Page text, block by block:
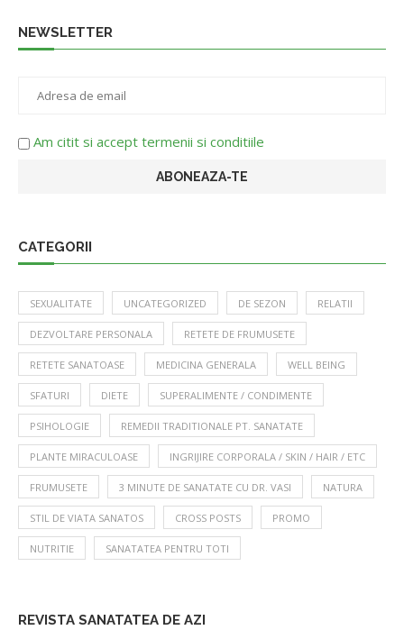
NEWSLETTER
Am citit si accept termenii si conditiile
CATEGORII
SEXUALITATE UNCATEGORIZED DE SEZON RELATII
DEZVOLTARE PERSONALA RETETE DE FRUMUSETE
RETETE SANATOASE MEDICINA GENERALA WELL BEING
SFATURI DIETE SUPERALIMENTE / CONDIMENTE
PSIHOLOGIE REMEDII TRADITIONALE PT. SANATATE
PLANTE MIRACULOASE INGRIJIRE CORPORALA / SKIN / HAIR / ETC
FRUMUSETE 3 MINUTE DE SANATATE CU DR. VASI NATURA
STIL DE VIATA SANATOS CROSS POSTS PROMO
NUTRITIE SANATATEA PENTRU TOTI
REVISTA SANATATEA DE AZI